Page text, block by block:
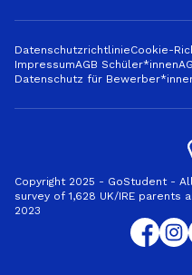
DatenschutzrichtlinieCookie-
ImpressumAGB Schüler*innen
Datenschutz für
Copyright 2025 - GoStudent -
survey of 1,628 UK/IRE parents
2023